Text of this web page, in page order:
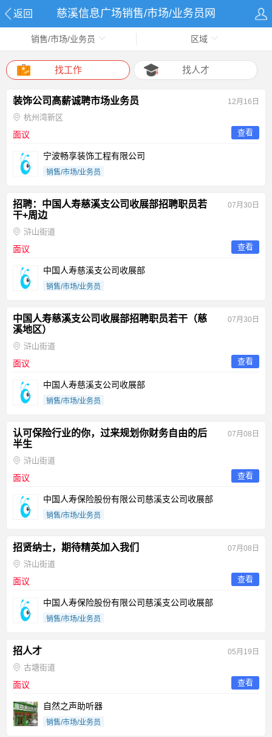
返回 慈溪信息广场销售/市场/业务员网
销售/市场/业务员 区域
找工作 找人才
装饰公司高薪诚聘市场业务员 12月16日
杭州湾新区
面议 查看
宁波畅享装饰工程有限公司
销售/市场/业务员
招聘：中国人寿慈溪支公司收展部招聘职员若
干+周边
07月30日
浒山街道
面议 查看
中国人寿慈溪支公司收展部
销售/市场/业务员
中国人寿慈溪支公司收展部招聘职员若干（慈
溪地区）
07月30日
浒山街道
面议 查看
中国人寿慈溪支公司收展部
销售/市场/业务员
认可保险行业的你，过来规划你财务自由的后
半生
07月08日
浒山街道
面议 查看
中国人寿保险股份有限公司慈溪支公司收展部
销售/市场/业务员
招贤纳士，期待精英加入我们 07月08日
浒山街道
面议 查看
中国人寿保险股份有限公司慈溪支公司收展部
销售/市场/业务员
招人才 05月19日
古塘街道
面议 查看
自然之声助听器
销售/市场/业务员